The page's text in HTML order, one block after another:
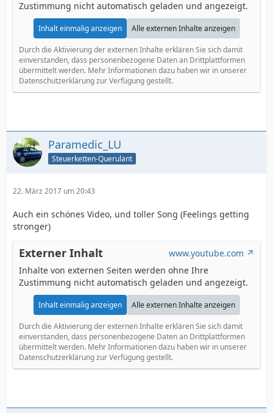
Zustimmung nicht automatisch geladen und angezeigt.
Inhalt einmalig anzeigen Alle externen Inhalte anzeigen
Durch die Aktivierung der externen Inhalte erklären Sie sich damit
einverstanden, dass personenbezogene Daten an Drittplattformen
übermittelt werden. Mehr Informationen dazu haben wir in unserer
Datenschutzerklärung zur Verfügung gestellt.
Paramedic_LU
Steuerketten-Querulant
22. März 2017 um 20:43
Auch ein schönes Video, und toller Song (Feelings getting
stronger)
Externer Inhalt
www.youtube.com
Inhalte von externen Seiten werden ohne Ihre
Zustimmung nicht automatisch geladen und angezeigt.
Inhalt einmalig anzeigen Alle externen Inhalte anzeigen
Durch die Aktivierung der externen Inhalte erklären Sie sich damit
einverstanden, dass personenbezogene Daten an Drittplattformen
übermittelt werden. Mehr Informationen dazu haben wir in unserer
Datenschutzerklärung zur Verfügung gestellt.